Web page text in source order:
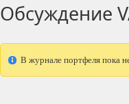
Обсуждение
В журнале портфеля пока